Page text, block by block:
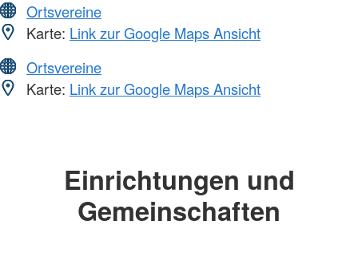
Ortsvereine
Karte: Link zur Google Maps Ansicht
Ortsvereine
Karte: Link zur Google Maps Ansicht
Einrichtungen und
Gemeinschaften